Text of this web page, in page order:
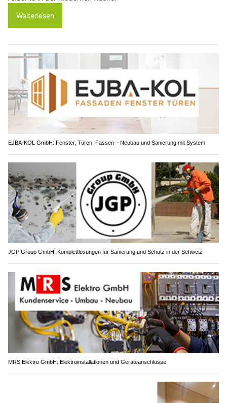
Weiterlesen
EJBA-KOL GmbH: Fenster, Türen, Fassen – Neubau und Sanierung mit System
JGP Group GmbH: Komplettlösungen für Sanierung und Schutz in der Schweiz
MRS Elektro GmbH: Elektroinstallationen und Geräteanschlüsse